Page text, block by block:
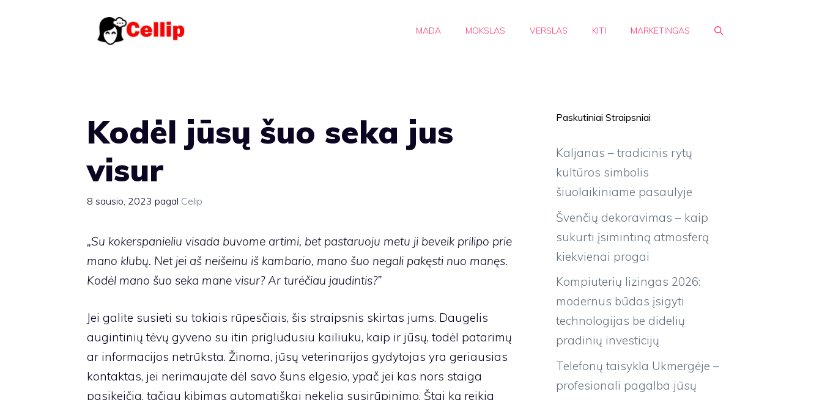
MADA MOKSLAS VERSLAS KITI MARKETINGAS
Kodėl jūsų šuo seka jus
visur
8 sausio, 2023 pagal Celip
„Su kokerspanieliu visada buvome artimi, bet pastaruoju metu ji beveik prilipo prie
mano klubų. Net jei aš neišeinu iš kambario, mano šuo negali pakęsti nuo manęs.
Kodėl mano šuo seka mane visur? Ar turėčiau jaudintis?”
Jei galite susieti su tokiais rūpesčiais, šis straipsnis skirtas jums. Daugelis
augintinių tėvų gyveno su itin prigludusiu kailiuku, kaip ir jūsų, todėl patarimų
ar informacijos netrūksta. Žinoma, jūsų veterinarijos gydytojas yra geriausias
kontaktas, jei nerimaujate dėl savo šuns elgesio, ypač jei kas nors staiga
pasikeičia, tačiau kibimas automatiškai nekelia susirūpinimo. Štai ką reikia
Paskutiniai Straipsniai
Kaljanas – tradicinis rytų
kultūros simbolis
šiuolaikiniame pasaulyje
Švenčių dekoravimas – kaip
sukurti įsimintiną atmosferą
kiekvienai progai
Kompiuterių lizingas 2026:
modernus būdas įsigyti
technologijas be didelių
pradinių investicijų
Telefonų taisykla Ukmergėje –
profesionali pagalba jūsų